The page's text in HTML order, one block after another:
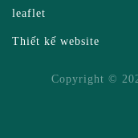
leaflet
Thiết kế website
Copyright ©